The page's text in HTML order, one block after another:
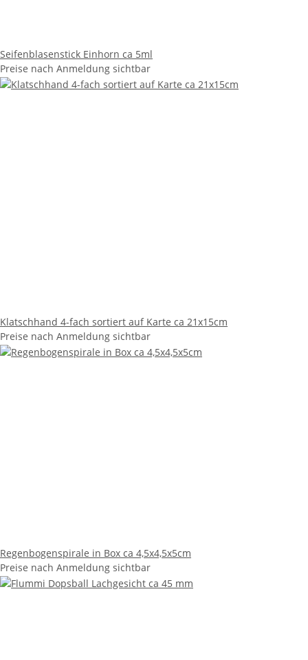
Seifenblasenstick Einhorn ca 5ml
Preise nach Anmeldung sichtbar
Klatschhand 4-fach sortiert auf Karte ca 21x15cm
Preise nach Anmeldung sichtbar
Regenbogenspirale in Box ca 4,5x4,5x5cm
Preise nach Anmeldung sichtbar